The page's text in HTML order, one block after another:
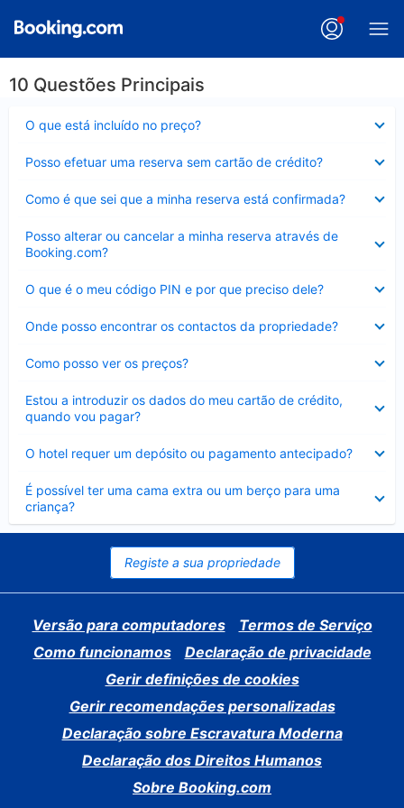
10 Questões Principais
O que está incluído no preço?
fechado
Posso efetuar uma reserva sem cartão de crédito?
fechado
Como é que sei que a minha reserva está confirmada?
fechado
Posso alterar ou cancelar a minha reserva através de
Booking.com?
fechado
O que é o meu código PIN e por que preciso dele?
fechado
Onde posso encontrar os contactos da propriedade?
fechado
Como posso ver os preços?
fechado
Estou a introduzir os dados do meu cartão de crédito,
quando vou pagar?
fechado
O hotel requer um depósito ou pagamento antecipado?
fechado
É possível ter uma cama extra ou um berço para uma
criança?
Elemento
fechado
Registe a sua propriedade
Versão para computadores
Termos de Serviço
Como funcionamos
Declaração de privacidade
Gerir definições de cookies
Gerir recomendações personalizadas
Declaração sobre Escravatura Moderna
Declaração dos Direitos Humanos
Sobre Booking.com